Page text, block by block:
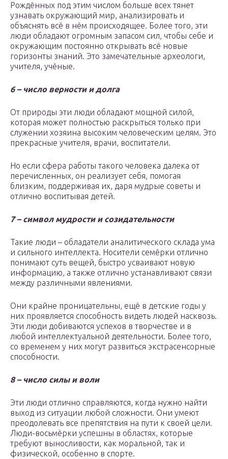
Рождённых под этим числом больше всех тянет
узнавать окружающий мир, анализировать и
объяснять всё в нём происходящее. Более того, эти
люди обладают огромным запасом сил, чтобы себе и
окружающим постоянно открывать всё новые
горизонты знаний. Это замечательные археологи,
учителя, учёные.
6 – число верности и долга
От природы эти люди обладают мощной силой,
которая может полностью раскрыться только при
служении хозяина высоким человеческим целям. Это
прекрасные учителя, врачи, воспитатели.
Но если сфера работы такого человека далека от
перечисленных, он реализует себя, помогая
близким, поддерживая их, даря мудрые советы и
отлично воспитывая детей.
7 – символ мудрости и созидательности
Такие люди – обладатели аналитического склада ума
и сильного интеллекта. Носители семёрки отлично
понимают суть вещей, быстро усваивают новую
информацию, а также отлично устанавливают связи
между различными явлениями.
Они крайне проницательны, ещё в детские годы у
них проявляется способность видеть людей насквозь.
Эти люди добиваются успехов в творчестве и в
любой интеллектуальной деятельности. Более того,
со временем у них могут развиться экстрасенсорные
способности.
8 – число силы и воли
Эти люди отлично справляются, когда нужно найти
выход из ситуации любой сложности. Они умеют
преодолевать все препятствия на пути к своей цели.
Люди-восьмёрки успешны в областях, которые
требуют выносливости, как моральной, так и
физической, особенно в спорте.